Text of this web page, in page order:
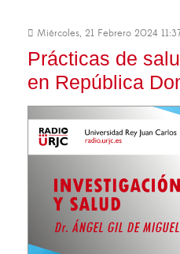
Miércoles, 21 Febrero 2024
Prácticas de
en República